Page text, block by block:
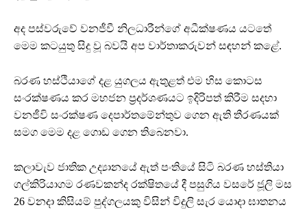
අද පස්වරුවේ වනජීවී නිලධාරීන්ගේ අධීක්ෂණය යටතේ
මෙම කටයුතු සිදු වූ බවයි අප වාර්තාකරුවන් සඳහන් කළේ.
බරණ හස්ථියාගේ දළ යුගලය ඇතුළත් එම හිස කොටස
සංරක්ෂණය කර මහජන ප්‍රදර්ශණයට ඉදිරිපත් කිරීම සදහා
වනජීවි සංරක්ෂණ දෙපාර්තමේන්තුව ගෙන ඇති තීරණයක්
සමග මෙම දළ ගොඩ ගෙන තිබෙනවා.
කලාවැව ජාතික උද්‍යානයේ ඇත් පංතියේ සිටි බරණ හස්තියා
ගල්කිරියාගම රණවකන්ද රක්ෂිතයේ දී පසුගිය වසරේ ජූලි මස
26 වනදා කිසියම් පුද්ගලයකු විසින් විදුලි සැර යොදා ඝාතනය